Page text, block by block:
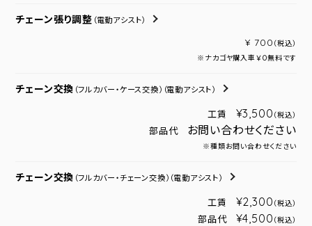
チェーン張り調整 （電動アシスト）
¥ 700 （税込）
※ナカゴヤ購入車￥０無料です
チェーン交換 （フルカバー・ケース交換） （電動アシスト）
工賃 ¥3,500 （税込）
部品代 お問い合わせください
※種類お問い合わせください
チェーン交換 （フルカバー・チェーン交換） （電動アシスト）
工賃 ¥2,300 （税込）
部品代 ¥4,500 （税込）